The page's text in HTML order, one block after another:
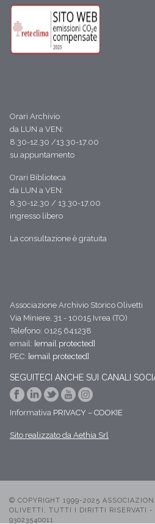
Orari Archivio
da LUN a VEN:
8.30-12.30 /13.30-17.00
su appuntamento
Orari Biblioteca
da LUN a VEN:
8.30-12.30 / 13.30-17.00
ingresso libero
La consultazione è gratuita
Associazione Archivio Storico Olivetti
Via Miniere, 31 - 10015 Ivrea (TO)
Telefono: 0125 641238
email: [email protected]
PEC: [email protected]
SEGUITECI ANCHE SUI CANALI
Informativa PRIVACY – COOKIE
Sito realizzato da Aethia Srl
© COPYRIGHT 1999-2025
OLIVETTI, TUTTI I DIRITTI RISERVATI -
93023540011